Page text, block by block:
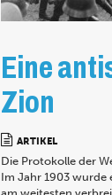
Eine
Zion
ARTIKEL
Die Protokolle der
Im Jahr 1903 wurde